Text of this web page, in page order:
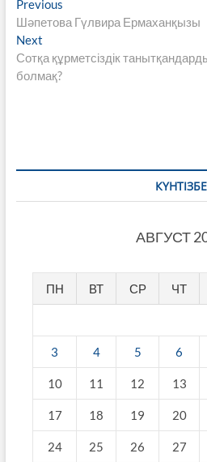
Навигация
по
записям
Previous
post:
Шәпетова Гүлвира Ермаханқызы
NextNext
post:
Сотқа құрметсіздік
болмақ?
КҮНТІЗБЕ
АВГУСТ
ПН ВТ СР ЧТ
3 4 5 6
10 11 12 13
17 18 19 20
24 25 26 27